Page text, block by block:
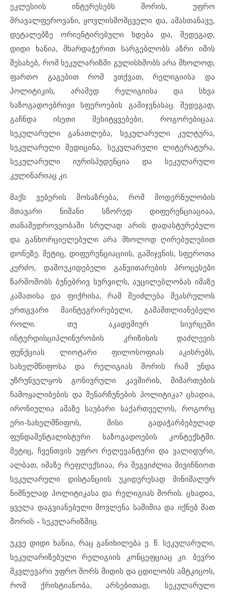
ეკლესიის ინტერესებს შორის, უფრო
მრავალფეროვანი, ყოვლისმომცველი და, ამასთანავე,
დეტალებზე ორიენტირებული ხდება და, შედეგად,
დიდი ხანია, მხარდაჭერით სარგებლობს აზრი იმის
შესახებ, რომ სეკულარიზმი გულისხმობს არა მხოლოდ,
ფართო გაგებით რომ ვთქვათ, რელიგიისა და
პოლიტიკის, არამედ რელიგიისა და სხვა
საზოგადოებრივი სფეროების გამიჯვნასაც. შედეგად,
გაჩნდა ისეთი შესიტყვებები, როგორებიცაა:
სეკულარული განათლება, სეკულარული კულტურა,
სეკულარული მედიცინა, სეკულარული ლიტერატურა,
სეკულარული იურისპუდენცია და სეკულარული
კულინარიაც კი.
მაქს ვებერის მოსაზრება, რომ მოდერნულობის
მთავარი ნიშანი სწორედ დიფერენციაციაა,
თანამედროვეობაში სრულად არის დადასტურებული
და განხორციელებული არა მხოლოდ ღირებულებით
დონეზე. მეტიც, დიფერენციაციის, გამიჯვნის, სფეროთა
კერძო, დამოუკიდებელი განვითარების პროცესები
წარმოშობს ბუნებრივ სურვილს, აუცილებლობას იმაზე
კამათისა და ფიქრისა, რამ შეიძლება შეასრულოს
ერთგვარი მაინტეგრირებელი, გამამთლიანებელი
როლი. თუ აკადემიურ სივრცეში
ინტერდისციპლინურობის კრიზისის დაძლევის
ფუნქციას ლიოტარი ფილოსოფიას აკისრებს,
სახელმწიფოსა და რელიგიას შორის რამ უნდა
უზრუნველყოს გონივრული კავშირის, მიმართების
ჩამოყალიბების და შენარჩუნების პოლიტიკა? ცხადია,
ირონიულია ამაზე საუბარი საქართველოს, როგორც
ერი-სახელმწიფოს, მისი გადაჭარბებულად
ფუნდამენტალისტური საზოგადოების კონტექსტში.
მეტიც, ჩვენთვის უფრო რელევანტური და ვალიდური,
ალბათ, იმაზე რეფლექსიაა, რა შეგვიძლია მივიჩნიოთ
სეკულარული დისტანციის უკიდურესად მინიმალურ
ნიშნულად პოლიტიკასა და რელიგიას შორის. ცხადია,
ყველა დაგვიანებული მოვლენა საშიშია და იქნებ მათ
შორის – სეკულარიზმიც.
უკვე დიდი ხანია, რაც განიხილება ე. წ. სეკულარული,
სეკულარიზებული რელიგიის კონცეფციაც კი. ბევრი
მკვლევარი უფრო შორს მიდის და ცდილობს ამტკიცოს,
რომ ქრისტიანობა, არსებითად, სეკულარული